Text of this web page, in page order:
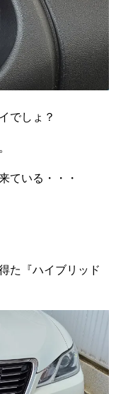
でしょ？
ている・・・
た『ハイブリッド